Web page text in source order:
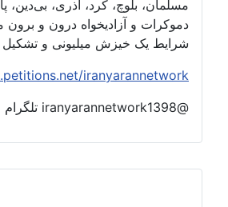
مسلمان، بلوچ، کرد، آذری، بی‌دین،
دموکرات و آزادیخواه درون و
شرایط یک خیزش میلیونی و تشکیل
iranyarannetwork
@iranyarannetwork1398 تلگرام